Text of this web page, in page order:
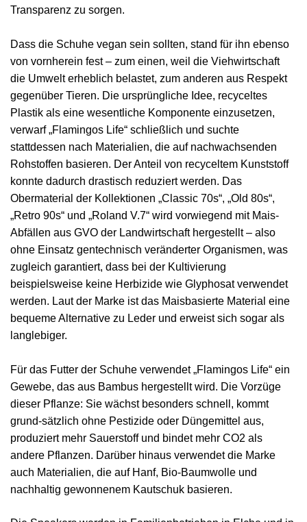
Transparenz zu sorgen.
Dass die Schuhe vegan sein sollten, stand für ihn ebenso
von vornherein fest – zum einen, weil die Viehwirtschaft
die Umwelt erheblich belastet, zum anderen aus Respekt
gegenüber Tieren. Die ursprüngliche Idee, recyceltes
Plastik als eine wesentliche Komponente einzusetzen,
verwarf „Flamingos Life“ schließlich und suchte
stattdessen nach Materialien, die auf nachwachsenden
Rohstoffen basieren. Der Anteil von recyceltem Kunststoff
konnte dadurch drastisch reduziert werden. Das
Obermaterial der Kollektionen „Classic 70s“, „Old 80s“,
„Retro 90s“ und „Roland V.7“ wird vorwiegend mit Mais-
Abfällen aus GVO der Landwirtschaft hergestellt – also
ohne Einsatz gentechnisch veränderter Organismen, was
zugleich garantiert, dass bei der Kultivierung
beispielsweise keine Herbizide wie Glyphosat verwendet
werden. Laut der Marke ist das Maisbasierte Material eine
bequeme Alternative zu Leder und erweist sich sogar als
langlebiger.
Für das Futter der Schuhe verwendet „Flamingos Life“ ein
Gewebe, das aus Bambus hergestellt wird. Die Vorzüge
dieser Pflanze: Sie wächst besonders schnell, kommt
grund-sätzlich ohne Pestizide oder Düngemittel aus,
produziert mehr Sauerstoff und bindet mehr CO2 als
andere Pflanzen. Darüber hinaus verwendet die Marke
auch Materialien, die auf Hanf, Bio-Baumwolle und
nachhaltig gewonnenem Kautschuk basieren.